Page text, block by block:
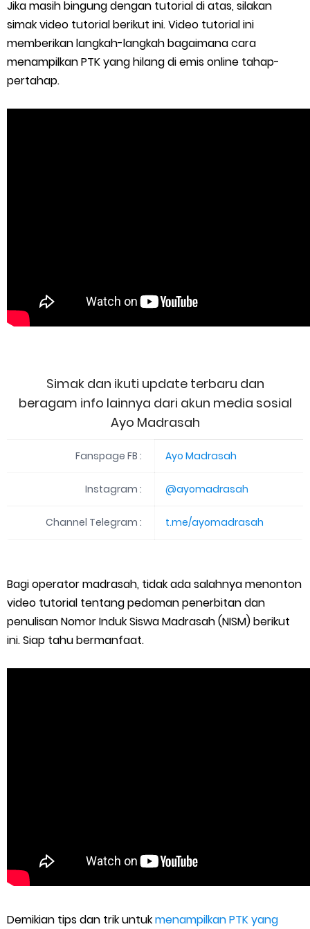
Jika masih bingung dengan tutorial di atas, silakan
simak video tutorial berikut ini. Video tutorial ini
memberikan langkah-langkah bagaimana cara
menampilkan PTK yang hilang di emis online tahap-
pertahap.
Simak dan ikuti update terbaru dan
beragam info lainnya dari akun media sosial
Ayo Madrasah
Fanspage FB : Ayo Madrasah
Instagram : @ayomadrasah
Channel Telegram : t.me/ayomadrasah
Bagi operator madrasah, tidak ada salahnya menonton
video tutorial tentang pedoman penerbitan dan
penulisan Nomor Induk Siswa Madrasah (NISM) berikut
ini. Siap tahu bermanfaat.
Demikian tips dan trik untukmenampilkan PTK yang